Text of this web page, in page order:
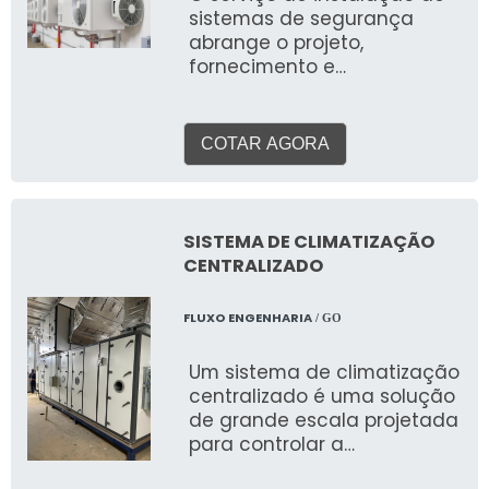
cruciais para a eficiência,
saúde e produtividade.
sistemas de segurança
abrange o projeto,
fornecimento e
tecnologias e
equipamentos para
comerciais, industriais e
corporativos por todo o
completa pode incluir desde
câmeras de vigilância
monitorados, controle de
acesso (biometria,
catracas), cercas elétricas,
até sistemas de detecção e
COTAR AGORA
SISTEMA DE CLIMATIZAÇÃO
CENTRALIZADO
FLUXO ENGENHARIA/ GO
Um sistema de climatização
centralizado é uma solução
de grande escala projetada
para controlar a